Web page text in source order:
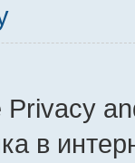
Privacy
в